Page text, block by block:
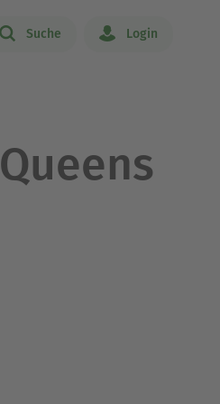
Suche Login